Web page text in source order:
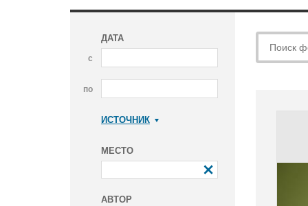
ДАТА
с
по
ИСТОЧНИК
МЕСТО
АВТОР